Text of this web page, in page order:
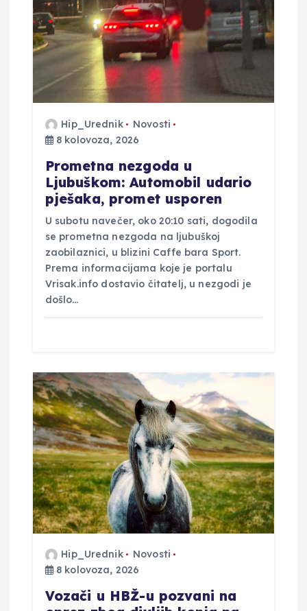
b
a
Hip_Urednik
Novosti
8 kolovoza, 2026
Prometna nezgoda u
Ljubuškom: Automobil udario
pješaka, promet usporen
U subotu navečer, oko 20:10 sati, dogodila
se prometna nezgoda na ljubuškoj
zaobilaznici, u blizini Caffe bara Sport.
Prema informacijama koje je portalu
Vrisak.info dostavio čitatelj, u nezgodi je
došlo…
Hip_Urednik
Novosti
8 kolovoza, 2026
Vozači u HBŽ-u pozvani na